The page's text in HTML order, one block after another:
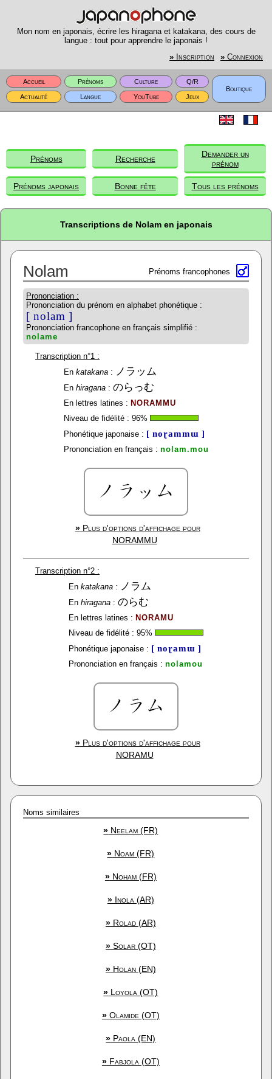
Mon nom en japonais, écrire les hiragana et katakana, des cours de
langue : tout pour apprendre le japonais !
» Inscription » Connexion
Accueil Prénoms Culture
Q/R
Boutique
Actualité
Langue YouTube Jeux
Prénoms Recherche
Demander un
prénom
Prénoms japonais Bonne fête Tous les prénoms
Transcriptions de Nolam en japonais
Nolam Prénoms francophones
Prononciation :
Prononciation du prénom en alphabet phonétique :
[ nolam ]
Prononciation francophone en français simplifié :
nolame
Transcription n°1 :
En katakana: ノラッム
En hiragana: のらっむ
En lettres latines : NORAMMU
Niveau de fidélité : 96%
Phonétique japonaise : [ noɽammɯ ]
Prononciation en français : nolam.mou
»Plus d'options d'affichage pour
NORAMMU
Transcription n°2 :
En katakana : ノラム
En hiragana : のらむ
En lettres latines : NORAMU
Niveau de fidélité : 95%
Phonétique japonaise : [ noɽamɯ ]
Prononciation en français : nolamou
»Plus d'options d'affichage pour
NORAMU
Noms similaires
» Neelam (FR)
» Noam (FR)
»Noham (FR)
»Inola (AR)
»Rolad (AR)
»Solar (OT)
»Holan (EN)
» Loyola (OT)
»Olamide (OT)
» Paola (EN)
»Fabjola (OT)